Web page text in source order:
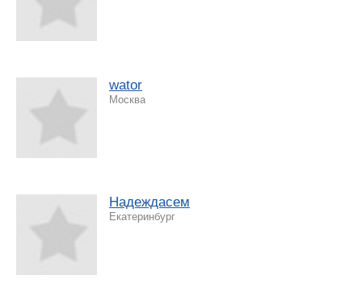
wator
Москва
Надеждаcем
Екатеринбург